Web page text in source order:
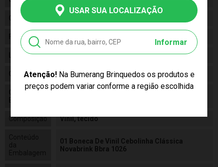
USAR SUA LOCALIZAÇÃO
Informar
Atenção!Na Bumerang Brinquedos os produtos e
preços podem variar conforme a região escolhida
Categoria Turma Da Monica
Fabricante
Brinquedo
Código 1026
Código de
Barras
Composição Vinil, tecido
01 Boneca De Vinil Cebolinha Clássica
Novabrink Bbra 1026